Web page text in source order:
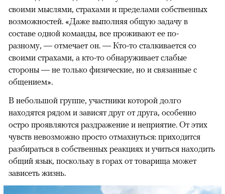
своими мыслями, страхами и пределами собственных
возможностей. «Даже выполняя общую задачу в
составе одной команды, все проживают ее по-
разному, — отмечает он. — Кто-то сталкивается со
своими страхами, а кто-то обнаруживает слабые
стороны — не только физические, но и связанные с
общением».
В небольшой группе, участники которой долго
находятся рядом и зависят друг от друга, особенно
остро проявляются раздражение и неприятие. От этих
чувств невозможно просто отмахнуться: приходится
разбираться в собственных реакциях и учиться находить
общий язык, поскольку в горах от товарища может
зависеть жизнь.